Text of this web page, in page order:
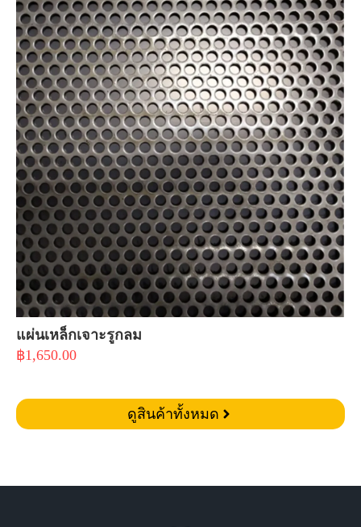
แผ่นเหล็กเจาะรูกลม
฿1,650.00
ดูสินค้าทั้งหมด